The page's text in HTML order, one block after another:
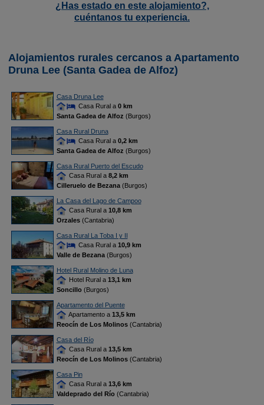
¿Has estado en este alojamiento?,
cuéntanos tu experiencia.
Alojamientos rurales cercanos a Apartamento
Druna Lee (Santa Gadea de Alfoz)
Casa Druna Lee
Casa Rural a 0 km
Santa Gadea de Alfoz (Burgos)
Casa Rural Druna
Casa Rural a 0,2 km
Santa Gadea de Alfoz (Burgos)
Casa Rural Puerto del Escudo
Casa Rural a 8,2 km
Cilleruelo de Bezana(Burgos)
La Casa del Lago de Campoo
Casa Rural a 10,8 km
Orzales(Cantabria)
Casa Rural La Toba I y II
Casa Rural a 10,9 km
Valle de Bezana(Burgos)
Hotel Rural Molino de Luna
Hotel Rural a 13,1 km
Soncillo(Burgos)
Apartamento del Puente
Apartamento a 13,5 km
Reocín de Los Molinos(Cantabria)
Casa del Río
Casa Rural a 13,5 km
Reocín de Los Molinos(Cantabria)
Casa Pin
Casa Rural a 13,6 km
Valdeprado del Río(Cantabria)